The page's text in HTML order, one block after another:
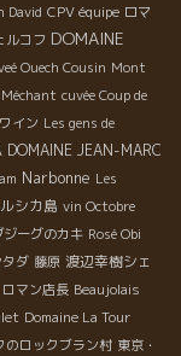
David CPV équipe ロマ
ルコフ DOMAINE
Ouech Cousin Mont
cuvée Coup de
イン Les gens de
DOMAINE JEAN-MARC
Narbonne Les
シカ島 vin Octobre
ジーグのカキ Rosé Obi
ダ 藤原 渡辺幸樹シェ
ロマン店長 Beaujolais
Domaine La Tour
のロックブラン村 東京・